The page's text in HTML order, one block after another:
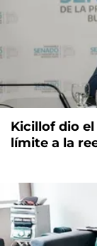
Kicillof dio
límite a la